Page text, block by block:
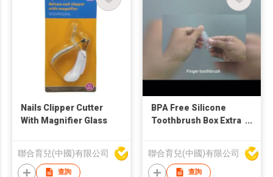
Nails Clipper Cutter
With Magnifier Glass
聯合育兒(中國)有限公司
查詢
BPA Free Silicone
Toothbrush Box Extra
With Case Set
聯合育兒(中國)有限公司
查詢